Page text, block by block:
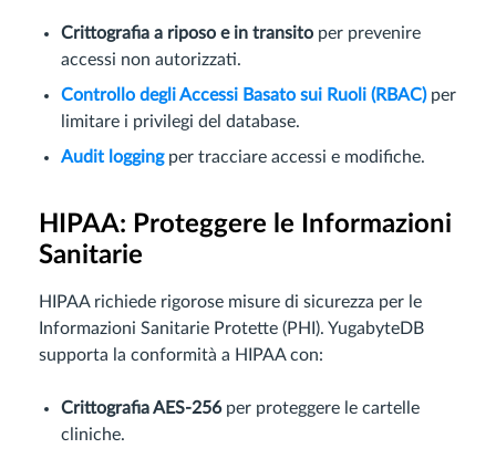
Crittografia a riposo e in transito per prevenire
accessi non autorizzati.
Controllo degli Accessi Basato sui Ruoli (RBAC)per
limitare i privilegi del database.
Audit loggingper tracciare accessi e modifiche.
HIPAA: Proteggere le Informazioni
Sanitarie
HIPAA richiede rigorose misure di sicurezza per le
Informazioni Sanitarie Protette (PHI). YugabyteDB
supporta la conformità a HIPAA con:
Crittografia AES-256per proteggere le cartelle
cliniche.